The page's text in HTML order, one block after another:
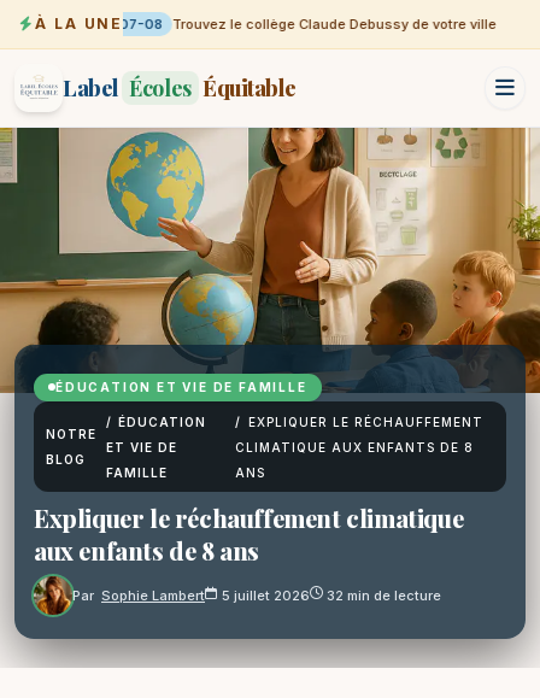
À LA UNE07-08 Trouvez le collège Claude Debussy de votre ville
Label Écoles Équitable
ÉDUCATION ET VIE DE FAMILLE
NOTRE
BLOG
/ ÉDUCATION
ET VIE DE
FAMILLE
/ EXPLIQUER LE RÉCHAUFFEMENT
CLIMATIQUE AUX ENFANTS DE 8
ANS
Expliquer le réchauffement climatique
aux enfants de 8 ans
Par Sophie Lambert 5 juillet 2026 32 min de lecture